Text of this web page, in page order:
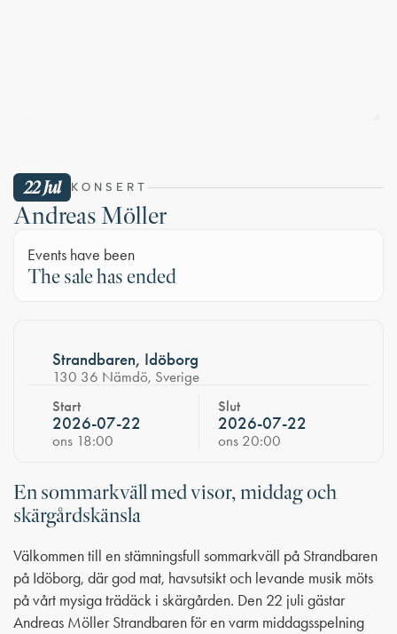
22 Jul KONSERT
Andreas Möller
Events have been
The sale has ended
Strandbaren, Idöborg
130 36 Nämdö, Sverige
Start
2026-07-22
ons 18:00
Slut
2026-07-22
ons 20:00
En sommarkväll med visor, middag och
skärgårdskänsla
Välkommen till en stämningsfull sommarkväll på Strandbaren
på Idöborg, där god mat, havsutsikt och levande musik möts
på vårt mysiga trädäck i skärgården. Den 22 juli gästar
Andreas Möller Strandbaren för en varm middagsspelning